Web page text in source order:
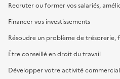
Recruter ou former vos salariés,
Financer vos investissements
Résoudre un problème de
Être conseillé en droit du travail
Développer votre activité